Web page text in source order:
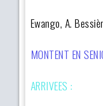
Ewango, A.
MONTENT EN
ARRIVEES :